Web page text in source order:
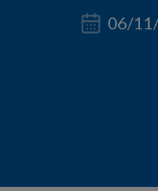
06/